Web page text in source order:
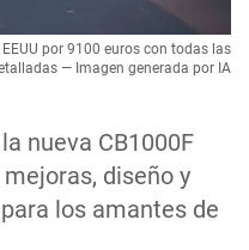
nueva CB1000F
diseño y
los amantes de
por 9100 euros con todas las
— Imagen generada por IA